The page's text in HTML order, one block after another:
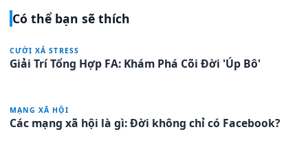
Có thể bạn sẽ thích
CƯỜI XẢ STRESS
Giải Trí Tổng Hợp FA: Khám Phá Cõi Đời 'Úp Bô'
MẠNG XÃ HỘI
Các mạng xã hội là gì: Đời không chỉ có Facebook?